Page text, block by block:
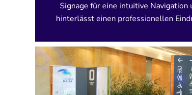
Signage für eine intuitive Navigation
hinterlässt einen professionellen